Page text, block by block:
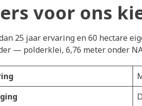
voor ons
25 jaar ervaring en 60 hectare
— polderklei, 6,76 meter onder